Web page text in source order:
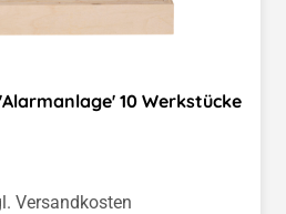
'Alarmanlage' 10 Werkstücke
Versandkosten